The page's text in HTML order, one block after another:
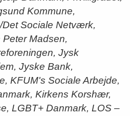
Kommune,
Sociale Netværk,
Madsen,
Jysk
Jyske Bank,
KFUM's Sociale Arbejde,
Kirkens Korshær,
LGBT+ Danmark, LOS –